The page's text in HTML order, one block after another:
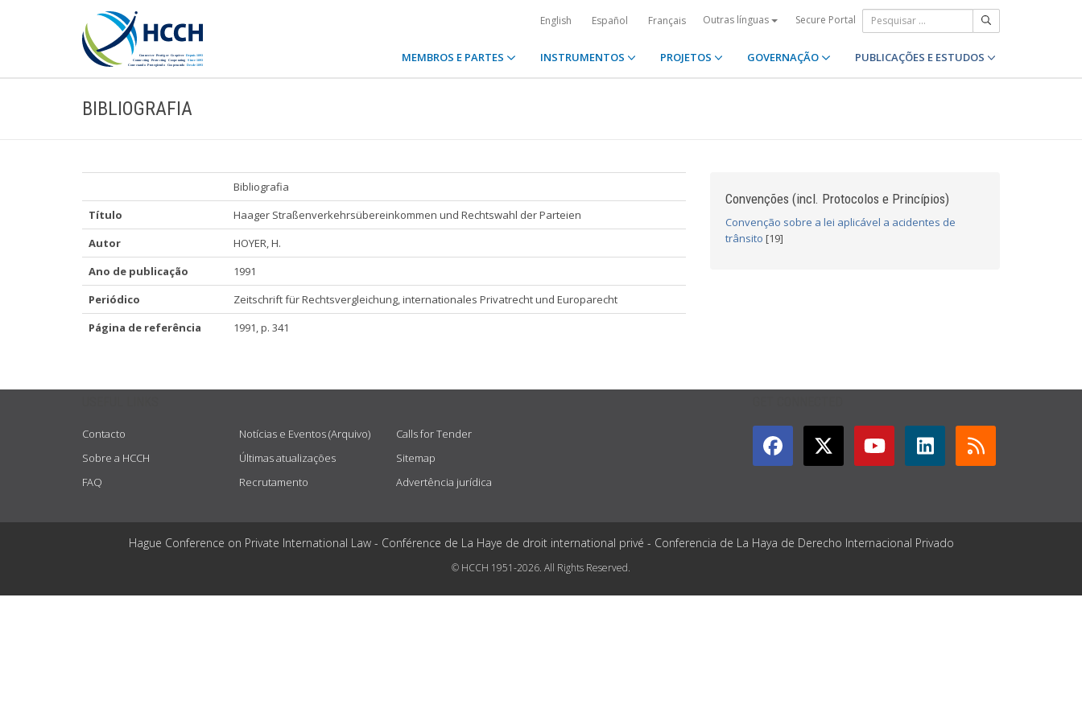
English Español Français Outras línguas Secure Portal
MEMBROS E PARTES INSTRUMENTOS PROJETOS GOVERNAÇÃO PUBLICAÇÕES E ESTUDOS
BIBLIOGRAFIA
Bibliografia
Título
Haager Straßenverkehrsübereinkommen und Rechtswahl der Parteien
Autor
HOYER, H.
Ano de publicação
1991
Periódico
Zeitschrift für Rechtsvergleichung, internationales Privatrecht und Europarecht
Página de referência
1991, p. 341
Convenções (incl. Protocolos e Princípios)
Convenção sobre a lei aplicável a acidentes de
trânsito [19]
Contacto
Sobre a HCCH
FAQ
Notícias e Eventos (Arquivo)
Últimas atualizações
Recrutamento
Calls for Tender
Sitemap
Advertência jurídica
Hague Conference on Private International Law - Conférence de La Haye de droit international privé - Conferencia de La Haya de Derecho Internacional Privado
© HCCH 1951-2026. All Rights Reserved.